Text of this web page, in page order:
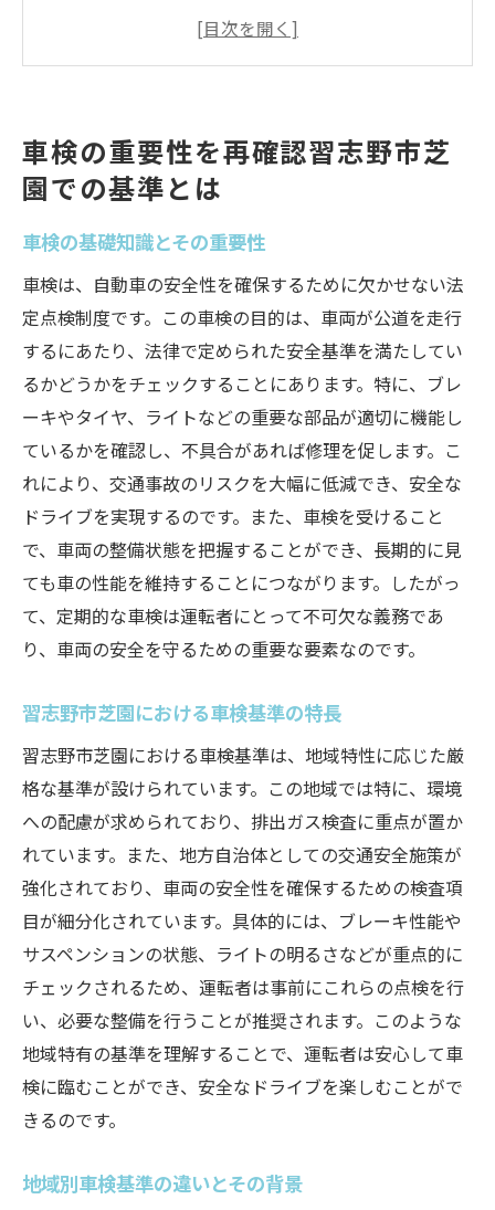
習志野市芝園における車検基準の特長
車検の不合格を防ぐための対策
車検審査基準の変化に対応するための知識
最新の車検審査基準を把握する方法
車検基準の変更に伴う影響と対応策
習志野市芝園での車検基準の進化
車検における法改正とその影響
適切な知識を得るための情報源
車検基準の変化を見据えた予防策
習志野市芝園で信頼できる車検の選び方
信頼できる車検業者を選ぶポイント
習志野市芝園でのおすすめ車検業者
車検業者の選定基準とチェックリスト
口コミと実績から見る信頼性の判断
コストパフォーマンスとサービス内容の比
地元での車検業者との信頼関係の築き方
車検をスムーズに通過するための必須チェック
ポイント
車検前に確認すべき基本チェックリスト
習志野市芝園での車検準備の流れ
車検に通過するための整備ポイント
スムーズな車検のための事前準備
自分でできる車検前の点検方法
プロに任せるべき車検前の整備
最新の車検基準を知り安心なドライブを実現
安心なドライブのための最新車検基準
車検基準の更新情報を知る方法
ドライブの安全性を高める車検の役割
車検の重要性を再確認習志野市芝
園での基準とは
車検の基礎知識とその重要性
車検は、自動車の安全性を確保するために欠かせない法
定点検制度です。この車検の目的は、車両が公道を走行
するにあたり、法律で定められた安全基準を満たしてい
るかどうかをチェックすることにあります。特に、ブレ
ーキやタイヤ、ライトなどの重要な部品が適切に機能し
ているかを確認し、不具合があれば修理を促します。こ
れにより、交通事故のリスクを大幅に低減でき、安全な
ドライブを実現するのです。また、車検を受けること
で、車両の整備状態を把握することができ、長期的に見
ても車の性能を維持することにつながります。したがっ
て、定期的な車検は運転者にとって不可欠な義務であ
り、車両の安全を守るための重要な要素なのです。
習志野市芝園における車検基準の特長
習志野市芝園における車検基準は、地域特性に応じた厳
格な基準が設けられています。この地域では特に、環境
への配慮が求められており、排出ガス検査に重点が置か
れています。また、地方自治体としての交通安全施策が
強化されており、車両の安全性を確保するための検査項
目が細分化されています。具体的には、ブレーキ性能や
サスペンションの状態、ライトの明るさなどが重点的に
チェックされるため、運転者は事前にこれらの点検を行
い、必要な整備を行うことが推奨されます。このような
地域特有の基準を理解することで、運転者は安心して車
検に臨むことができ、安全なドライブを楽しむことがで
きるのです。
地域別車検基準の違いとその背景